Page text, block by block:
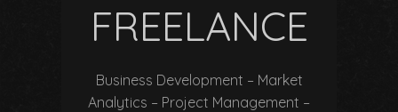
FREELANCE
Business Development – Market
Analytics – Project Management –